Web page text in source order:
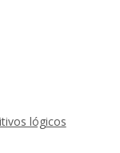
lógicos